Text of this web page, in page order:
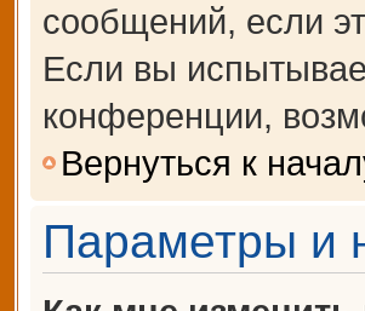
сообщений, если
Если вы
конференции,
Вернуться к
Параметры и